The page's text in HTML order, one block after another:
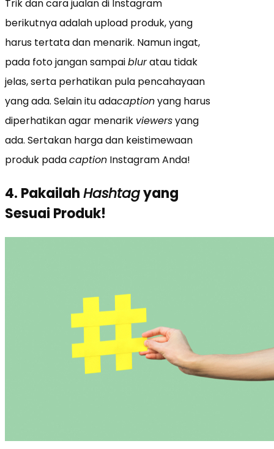
Trik dan cara jualan di Instagram
berikutnya adalah upload produk, yang
harus tertata dan menarik. Namun ingat,
pada foto jangan sampaibluratau tidak
jelas, serta perhatikan pula pencahayaan
yang ada. Selain itu adacaptionyang harus
diperhatikan agar menarik viewersyang
ada. Sertakan harga dan keistimewaan
produk padacaption Instagram Anda!
4. PakailahHashtagyang
Sesuai Produk!